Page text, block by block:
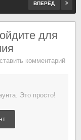
ВПЕРЁД
для
комментарий
Это просто!